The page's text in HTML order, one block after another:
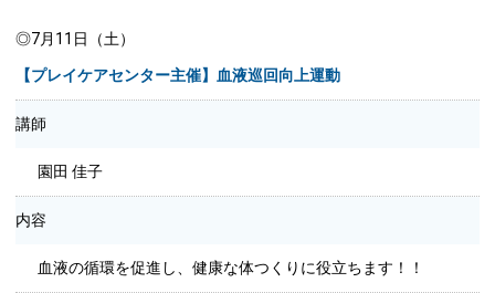
◎7月11日（土）
【プレイケアセンター主催】血液巡回向上運動
講師
園田 佳子
内容
血液の循環を促進し、健康な体つくりに役立ちます！！